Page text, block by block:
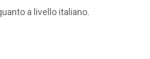
a livello italiano.